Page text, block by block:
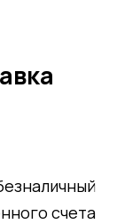
счета